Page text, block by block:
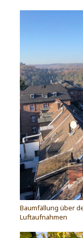
Baumfällung über
Luftaufnahmen